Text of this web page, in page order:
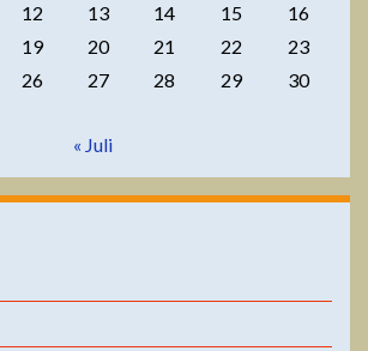
12 13 14 15
16
19 20 21 22
23
26 27 28 29
30
« Juli